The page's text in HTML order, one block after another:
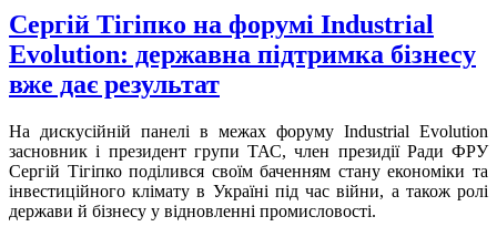
Сергій Тігіпко на форумі Industrial
Evolution: державна підтримка бізнесу
вже дає результат
На дискусійній панелі в межах форуму Industrial Evolution
засновник і президент групи ТАС, член президії Ради ФРУ
Сергій Тігіпко поділився своїм баченням стану економіки та
інвестиційного клімату в Україні під час війни, а також ролі
держави й бізнесу у відновленні промисловості.